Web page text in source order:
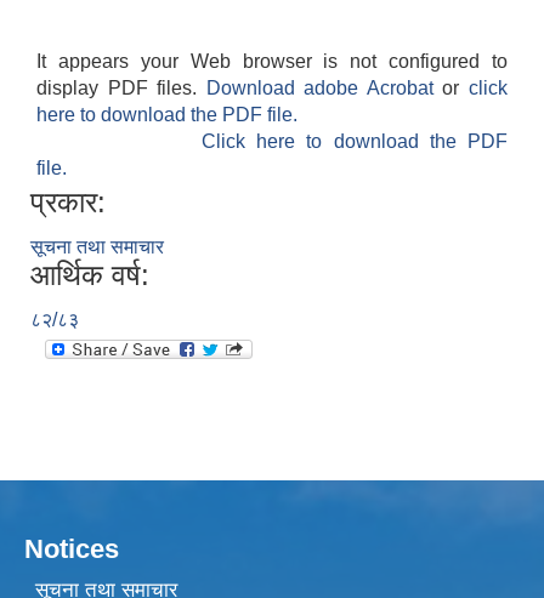
It appears your Web browser is not configured to
display PDF files.
Download adobe Acrobatorclick
here to download the PDF file.
Click here to download the PDF
file.
प्रकार:
सूचना तथा समाचार
आर्थिक वर्ष:
८२/८३
Notices
सूचना तथा समाचार